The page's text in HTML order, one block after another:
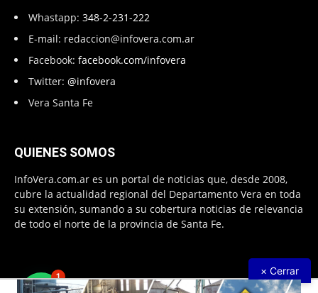
Whastapp: 348-2-231-222
E-mail: redaccion@infovera.com.ar
Facebook: facebook.com/infovera
Twitter: @infovera
Vera Santa Fe
QUIENES SOMOS
InfoVera.com.ar es un portal de noticias que, desde 2008,
cubre la actualidad regional del Departamento Vera en toda
su extensión, sumando a su cobertura noticias de relevancia
de todo el norte de la provincia de Santa Fe.
× Cerrar
1